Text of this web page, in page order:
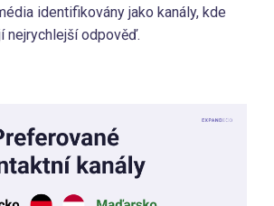
identifikovány jako kanály, kde
nejrychlejší odpověď.